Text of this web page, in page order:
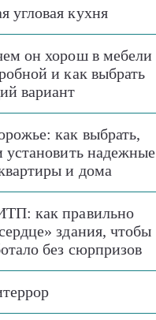
угловая кухня
он хорош в мебели
и как выбрать
вариант
как выбрать,
установить надежные
и дома
как правильно
здания, чтобы
без сюрпризов